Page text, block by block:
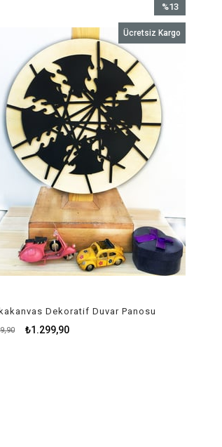
Dekoratif Duvar Panosu
₺1.299,90
%13
İndirim
%13İndirim
Ücretsiz Kargo